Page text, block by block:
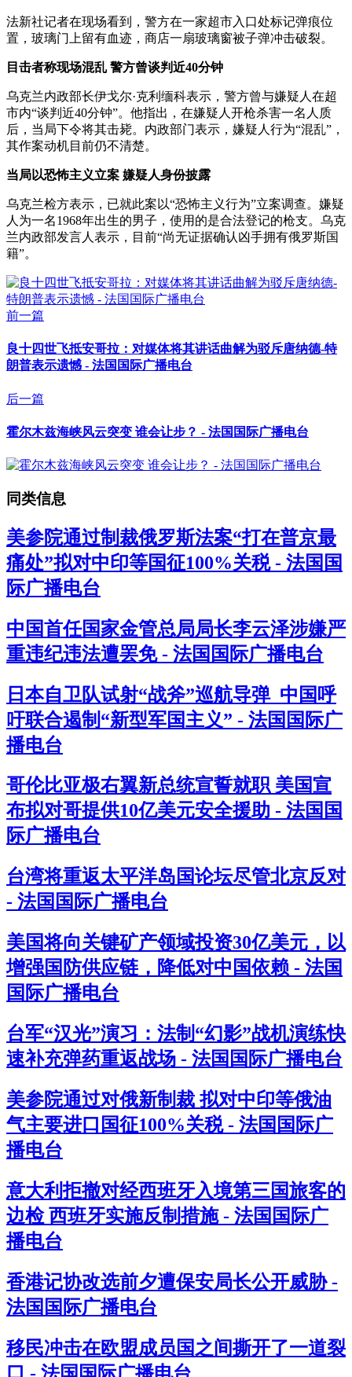
法新社记者在现场看到，警方在一家超市入口处标记弹痕位
置，玻璃门上留有血迹，商店一扇玻璃窗被子弹冲击破裂。
目击者称现场混乱 警方曾谈判近40分钟
乌克兰内政部长伊戈尔·克利缅科表示，警方曾与嫌疑人在超
市内“谈判近40分钟”。他指出，在嫌疑人开枪杀害一名人质
后，当局下令将其击毙。内政部门表示，嫌疑人行为“混乱”，
其作案动机目前仍不清楚。
当局以恐怖主义立案 嫌疑人身份披露
乌克兰检方表示，已就此案以“恐怖主义行为”立案调查。嫌疑
人为一名1968年出生的男子，使用的是合法登记的枪支。乌克
兰内政部发言人表示，目前“尚无证据确认凶手拥有俄罗斯国
籍”。
前一篇
良十四世飞抵安哥拉：对媒体将其讲话曲解为驳斥唐纳德-特
朗普表示遗憾 - 法国国际广播电台
后一篇
霍尔木兹海峡风云突变 谁会让步？ - 法国国际广播电台
同类信息
美参院通过制裁俄罗斯法案“打在普京最
痛处”拟对中印等国征100%关税 - 法国国
际广播电台
中国首任国家金管总局局长李云泽涉嫌严
重违纪违法遭罢免 - 法国国际广播电台
日本自卫队试射“战斧”巡航导弹 中国呼
吁联合遏制“新型军国主义” - 法国国际广
播电台
哥伦比亚极右翼新总统宣誓就职 美国宣
布拟对哥提供10亿美元安全援助 - 法国国
际广播电台
台湾将重返太平洋岛国论坛尽管北京反对
- 法国国际广播电台
美国将向关键矿产领域投资30亿美元，以
增强国防供应链，降低对中国依赖 - 法国
国际广播电台
台军“汉光”演习：法制“幻影”战机演练快
速补充弹药重返战场 - 法国国际广播电台
美参院通过对俄新制裁 拟对中印等俄油
气主要进口国征100%关税 - 法国国际广
播电台
意大利拒撤对经西班牙入境第三国旅客的
边检 西班牙实施反制措施 - 法国国际广
播电台
香港记协改选前夕遭保安局长公开威胁 -
法国国际广播电台
移民冲击在欧盟成员国之间撕开了一道裂
口 - 法国国际广播电台